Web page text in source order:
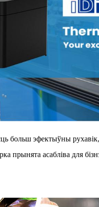
больш эфектыўны
прынята асабліва для